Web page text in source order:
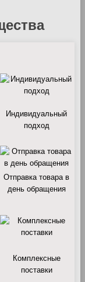
Индивидуальный
подход
Отправка товара в
день обращения
Комплексные
поставки